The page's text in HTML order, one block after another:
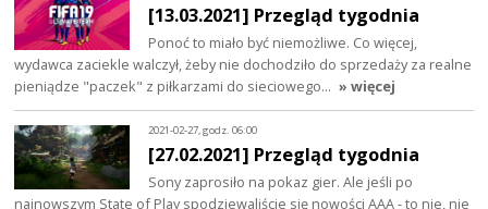
[13.03.2021] Przegląd tygodnia
Ponoć to miało być niemożliwe. Co więcej,
wydawca zaciekle walczył, żeby nie dochodziło do sprzedaży za realne
pieniądze "paczek" z piłkarzami do sieciowego… » więcej
2021-02-27, godz. 06:00
[27.02.2021] Przegląd tygodnia
Sony zaprosiło na pokaz gier. Ale jeśli po
najnowszym State of Play spodziewaliście się nowości AAA - to nie, nie